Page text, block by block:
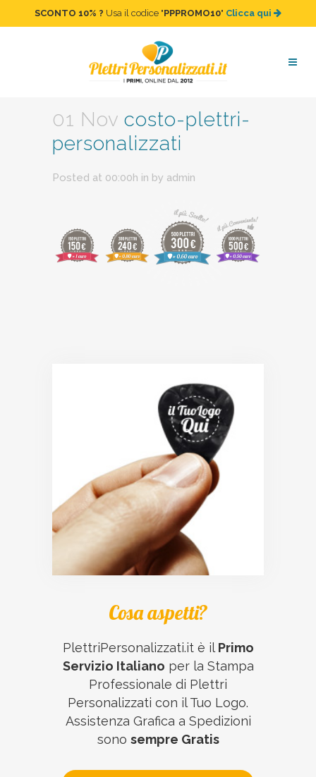
SCONTO 10% ? Usa il codice "PPPROMO10" Clicca qui
costo-plettri-personalizzati
01 Nov costo-plettri-
personalizzati
Posted at 00:00h in by admin
Cosa aspetti?
PlettriPersonalizzati.it è il Primo
Servizio Italiano per la Stampa
Professionale di Plettri
Personalizzati con il Tuo Logo.
Assistenza Grafica a Spedizioni
sono sempre Gratis